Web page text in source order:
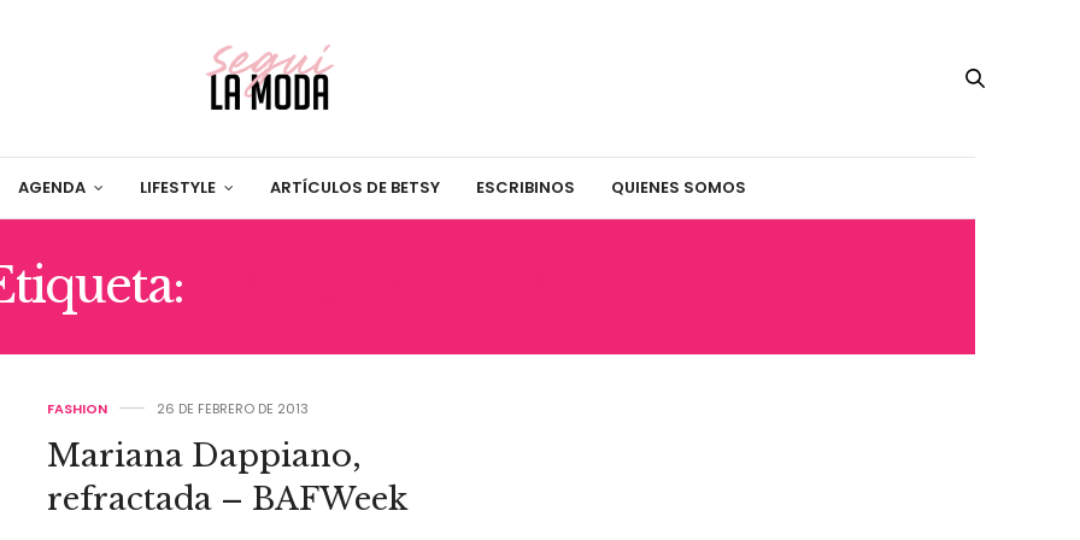
AGENDA LIFESTYLE ARTÍCULOS DE BETSY ESCRIBINOS QUIENES SOMOS
FASHION 26 DE FEBRERO DE 2013
Mariana Dappiano,
refractada – BAFWeek